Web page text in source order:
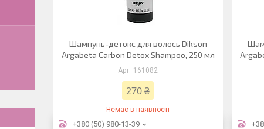
Шампунь-детокс для волось Dikson
Argabeta Carbon Detox Shampoo, 250 мл
161082
270 ₴
Немає в наявності
+380 (50) 980-13-39